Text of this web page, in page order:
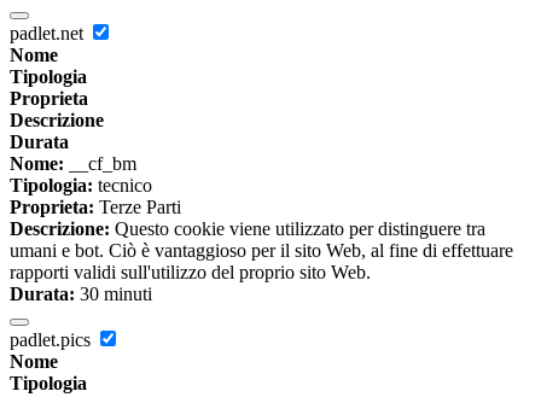
padlet.net
Nome
Tipologia
Proprieta
Descrizione
Durata
Nome: __cf_bm
Tipologia: tecnico
Proprieta: Terze Parti
Descrizione: Questo cookie viene utilizzato per distinguere tra
umani e bot. Ciò è vantaggioso per il sito Web, al fine di effettuare
rapporti validi sull'utilizzo del proprio sito Web.
Durata: 30 minuti
padlet.pics
Nome
Tipologia